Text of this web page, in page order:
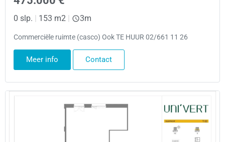
0 slp. 153 m2 3m
Commerciële ruimte (casco) Ook TE HUUR 02/661 11 26
Meer info Contact